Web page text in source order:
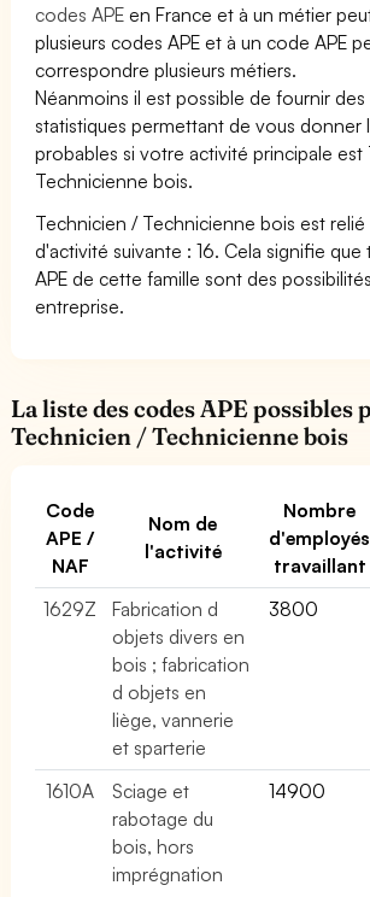
codes APE en France et à un métier
plusieurs codes APE et à un code APE
correspondre plusieurs métiers.
Néanmoins il est possible de fournir
statistiques permettant de vous donner
probables si votre activité principale est
Technicienne bois.
Technicien / Technicienne bois est relié
d'activité suivante : 16. Cela signifie que
APE de cette famille sont des
entreprise.
La liste des codes APE possibles
Technicien / Technicienne bois
Code
APE /
NAF
Nom de
l'activité
Nombre
d'employés
travaillant
1629Z
Fabrication d
objets divers en
bois ; fabrication
d objets en
liège, vannerie
et sparterie
3800
1610A
Sciage et
rabotage du
bois, hors
imprégnation
14900